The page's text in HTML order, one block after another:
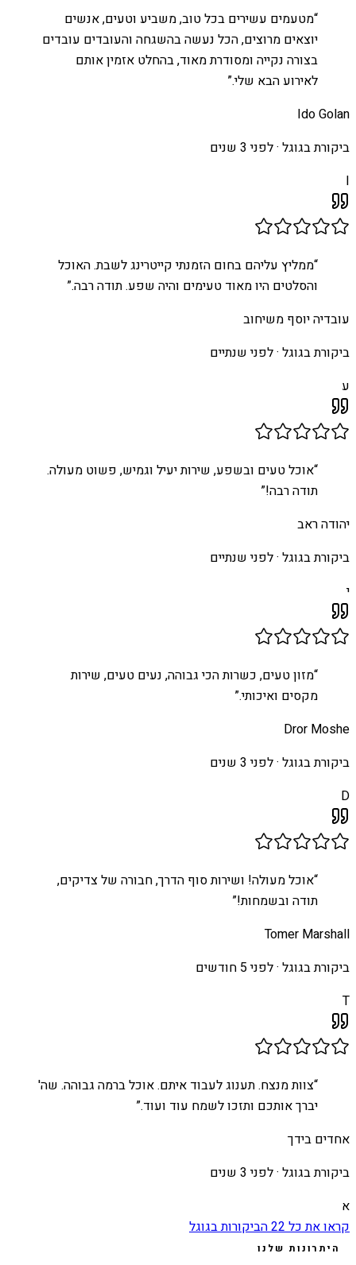
“מטעמים עשירים בכל טוב, משביע וטעים, אנשים
יוצאים מרוצים, הכל נעשה בהשגחה והעובדים עובדים
בצורה נקייה ומסודרת מאוד, בהחלט אזמין אותם
לאירוע הבא שלי.”
Ido Golan
ביקורת בגוגל ·לפני 3 שנים
I
“ממליץ עליהם בחום הזמנתי קייטרינג לשבת. האוכל
והסלטים היו מאוד טעימים והיה שפע. תודה רבה.”
עובדיה יוסף משיחוב
ביקורת בגוגל ·לפני שנתיים
ע
“אוכל טעים ובשפע, שירות יעיל וגמיש, פשוט מעולה.
תודה רבה!”
יהודה ראב
ביקורת בגוגל ·לפני שנתיים
י
“מזון טעים, כשרות הכי גבוהה, נעים טעים, שירות
מקסים ואיכותי.”
Dror Moshe
ביקורת בגוגל ·לפני 3 שנים
D
“אוכל מעולה! ושירות סוף הדרך, חבורה של צדיקים,
תודה ובשמחות!”
Tomer Marshall
ביקורת בגוגל ·לפני 5 חודשים
T
“צוות מנצח. תענוג לעבוד איתם. אוכל ברמה גבוהה. שה'
יברך אותכם ותזכו לשמח עוד ועוד.”
אחדים בידך
ביקורת בגוגל ·לפני 3 שנים
א
קראו את כל 22הביקורות בגוגל
היתרונות שלנו